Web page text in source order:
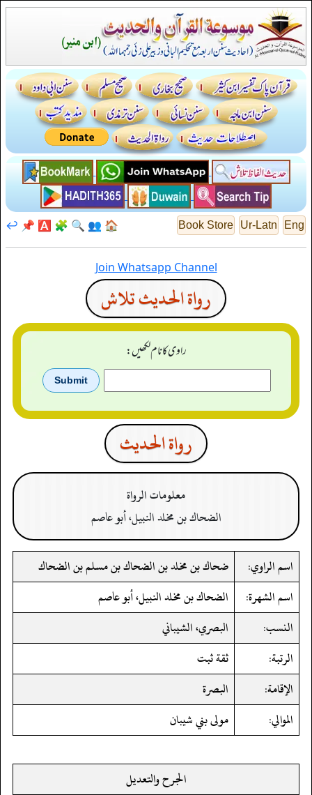
Eng
Ur-Latn
Book Store
🏠
👥
🔍
🧩
🅰️
📌
↩️
Join Whatsapp Channel
رواة الحديث تلاش
راوی کا نام لکھیں:
رواة الحدیث
معلومات الرواة
الضحاك بن مخلد النبيل، أبو عاصم
اسم الراوي:
ضحاك بن مخلد بن الضحاك بن مسلم بن الضحاك
اسم الشهرة:
الضحاك بن مخلد النبيل، أبو عاصم
النسب:
البصري، الشيباني
الرتبة:
ثقة ثبت
الإقامة:
البصرة
الموالي:
مولى بني شيبان
الجرح والتعديل